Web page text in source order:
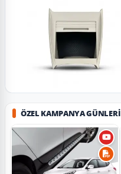
ÖZEL KAMPANYA GÜNLERI